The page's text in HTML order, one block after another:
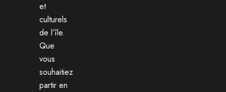
et
culturels
de l’île.
Que
vous
souhaitiez
partir en